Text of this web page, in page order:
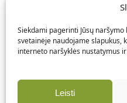
Siekdami pagerinti Jūsų
svetainėje naudojame slapukus,
interneto naršyklės nustatymus
Leisti
Bendrosios
Pristatymas ir
Privatumo politika